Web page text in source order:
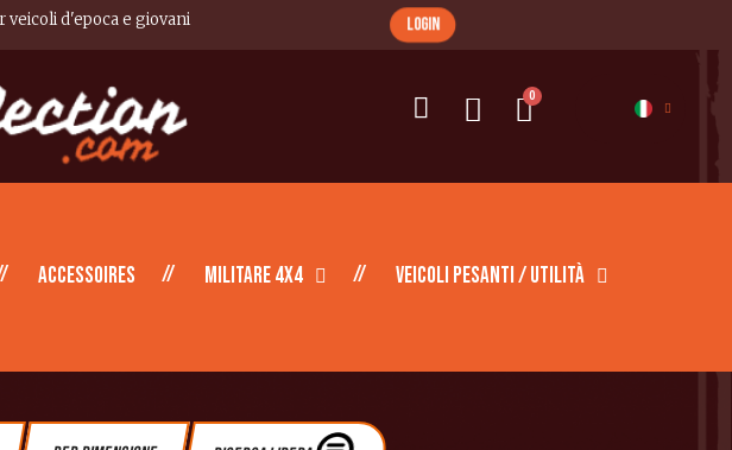
d'epoca e giovani login
Accessoires Militare 4X4 Veicoli pesanti / Utilità